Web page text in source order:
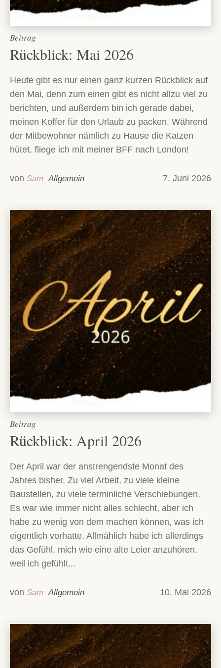
Beitrag
Rückblick: Mai 2026
Heute gibt es nur einen ganz kurzen Rückblick auf
den Mai, denn zum einen gibt es nicht allzu viel zu
berichten, und außerdem bin ich gerade dabei,
meinen Koffer für den Urlaub zu packen. Während
der Mitbewohner nämlich zu Hause die Katzen
hütet, fliege ich mit meiner BFF nach London!
7. Juni 2026
von Sam Allgemein
Beitrag
Rückblick: April 2026
Der April war der anstrengendste Monat des
Jahres bisher. Zu viel Arbeit, zu viele kleine
Baustellen, zu viele terminliche Verschiebungen.
Es war wie immer nicht alles schlecht, aber ich
habe zu wenig von dem machen können, was ich
eigentlich vorhatte. Allmählich habe ich allerdings
das Gefühl, mich wie eine alte Leier anzuhören,
weil ich gefühlt...
10. Mai 2026
von Sam Allgemein